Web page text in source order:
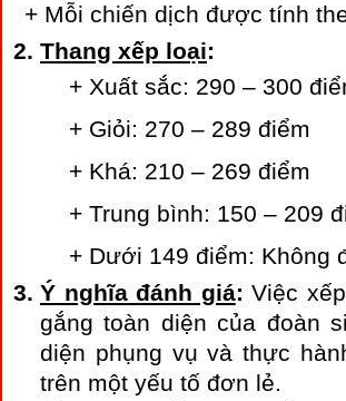
+ Mỗi chiến dịch được tính
Thang xếp loại:
+ Xuất sắc: 290 – 300
+ Giỏi: 270 – 289 điểm
+ Khá: 210 – 269 điểm
+ Trung bình: 150 – 209
+ Dưới 149 điểm: Không
Ý nghĩa đánh giá: Việc
gắng toàn diện của đoàn
diện phụng vụ và thực
trên một yếu tố đơn lẻ.